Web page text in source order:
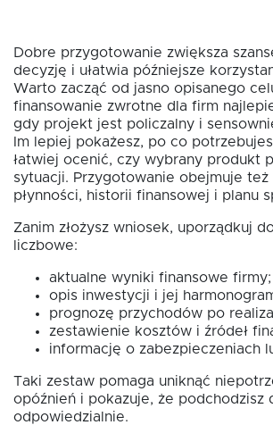
Dobre przygotowanie zwiększa
decyzję i ułatwia późniejsze
Warto zacząć od jasno opisanego
finansowanie zwrotne dla firm
gdy projekt jest policzalny i
Im lepiej pokażesz, po co
łatwiej ocenić, czy wybrany produkt
sytuacji. Przygotowanie obejmuje też
płynności, historii finansowej i planu
Zanim złożysz wniosek, uporządkuj
liczbowe:
aktualne wyniki finansowe firmy;
opis inwestycji i jej
prognozę przychodów po
zestawienie kosztów i źródeł
informację o zabezpieczeniach
Taki zestaw pomaga uniknąć
opóźnień i pokazuje, że podchodzisz
odpowiedzialnie.